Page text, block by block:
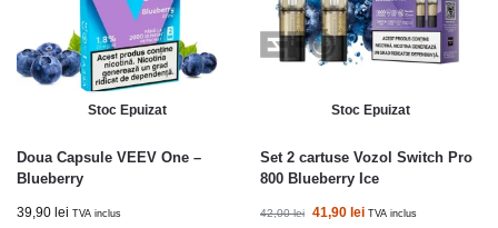
Stoc Epuizat
Doua Capsule VEEV One –
Blueberry
39,90 lei TVA inclus
Stoc Epuizat
Set 2 cartuse Vozol Switch Pro
800 Blueberry Ice
42,00lei 41,90 lei TVA inclus